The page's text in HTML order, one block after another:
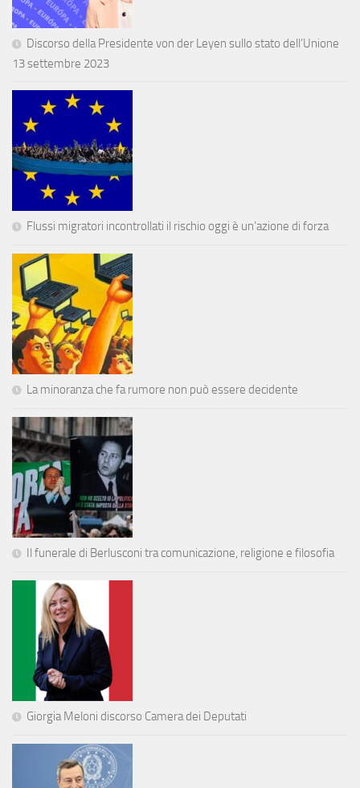
Discorso della Presidente von der Leyen sullo stato dell’Unione
13 settembre 2023
Flussi migratori incontrollati il rischio oggi è un’azione di forza
La minoranza che fa rumore non può essere decidente
Il funerale di Berlusconi tra comunicazione, religione e filosofia
Giorgia Meloni discorso Camera dei Deputati